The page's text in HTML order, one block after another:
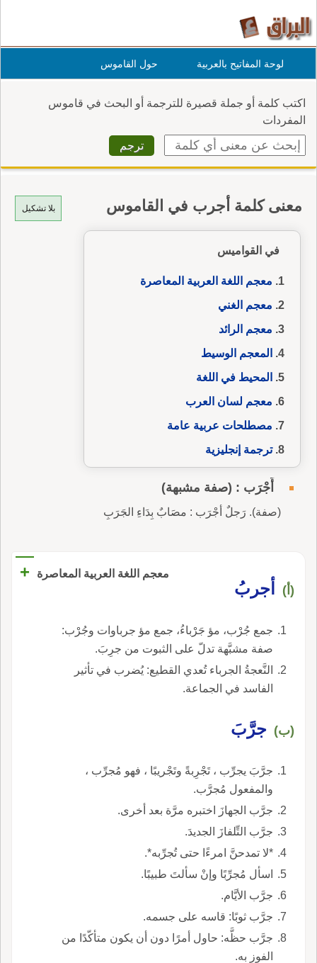
لوحة المفاتيح بالعربية حول القاموس
اكتب كلمة أو جملة قصيرة للترجمة أو البحث في قاموس
المفردات
بلا تشكيل معنى كلمة أجرب في القاموس
في القواميس
معجم اللغة العربية المعاصرة
معجم الغني
معجم الرائد
المعجم الوسيط
المحيط في اللغة
معجم لسان العرب
مصطلحات عربية عامة
ترجمة إنجليزية
أَجْرَب : (صفة مشبهة)
(صفة). رَجلٌ أجْرَب : مصَابٌ بِدَاءِ الجَرَبِ
معجم اللغة العربية المعاصرة +
(أ) أجربُ
جمع جُرْب، مؤ جَرْباءُ، جمع مؤ جرباوات وجُرْب:
صفة مشبَّهة تدلّ على الثبوت من جرِبَ.
النَّعجةُ الجرباء تُعدي القطيع: يُضرب في تأثير
الفاسد في الجماعة.
(ب) جرَّبَ
جرَّبَ يجرِّب ، تَجْرِبةً وتَجْريبًا ، فهو مُجرِّب ،
والمفعول مُجرَّب.
جرَّب الجهازَ اختبره مرَّة بعد أخرى.
جرَّب التِّلفازَ الجديدَ.
*لا تمدحنَّ امرءًا حتى تُجرِّبه*.
اسأل مُجرِّبًا وإنْ سألتَ طبيبًا.
جرَّب الأيَّام.
جرَّب ثوبًا: قاسه على جسمه.
جرَّب حظَّه: حاول أمرًا دون أن يكون متأكّدًا من
الفوز به.